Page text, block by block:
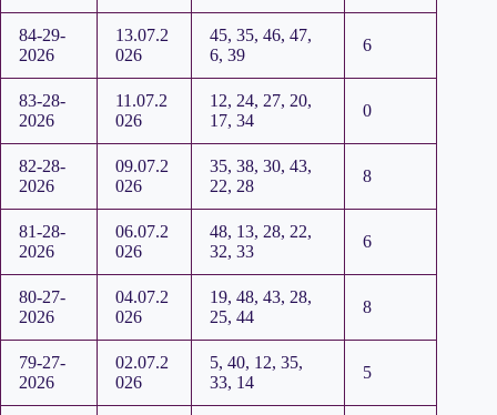
84-29-
2026
13.07.2
026
45, 35, 46, 47,
6, 39
6
83-28-
2026
11.07.2
026
12, 24, 27, 20,
17, 34
0
82-28-
2026
09.07.2
026
35, 38, 30, 43,
22, 28
8
81-28-
2026
06.07.2
026
48, 13, 28, 22,
32, 33
6
80-27-
2026
04.07.2
026
19, 48, 43, 28,
25, 44
8
79-27-
2026
02.07.2
026
5, 40, 12, 35,
33, 14
5